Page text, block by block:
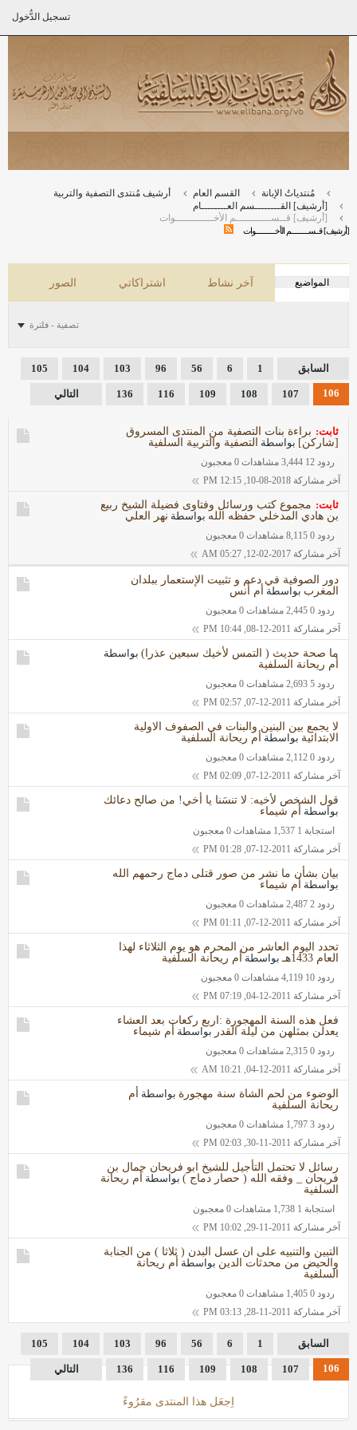
تسجيل الدُّخول
مُنتدياتُ الإبانة القسم العام
أرشيف مُنتدى التصفية والتربية
[أرشيف] القــــــــسم العــــــــام
[أرشيف] قــســـــــــــم الأخــــــــــــوات
[أرشيف] قــســـــــــــم الأخــــــــــــوات
المواضيع آخر نشاط اشتراكاتي الصور
تصفية - فلترة
السابق 1
6
56
96
103
104
105
106
107
108
109
116
136 التالي
ثابت: براءة بنات التصفية من المنتدى المسروق
[شاركن] بواسطة التصفية والتربية السلفية
ردود 12 3,444 مشاهدات
0 معجبون
آخر مشاركة 2018-08-10, 12:15 PM
ثابت: مجموع كتب ورسائل وفتاوى فضيلة الشيخ ربيع
بن هادي المدخلي حفظه الله بواسطة نهر العلي
ردود 0 8,115 مشاهدات
0 معجبون
آخر مشاركة 2017-02-12, 05:27 AM
دور الصوفية في دعم و تثبيت الإستعمار ببلدان
المغرب بواسطة أم أنس
ردود 0 2,445 مشاهدات
0 معجبون
آخر مشاركة 2011-12-08, 10:44 PM
ما صحة حديث ( التمس لأخيك سبعين عذرا) بواسطة
أم ريحانة السلفية
ردود 5 2,693 مشاهدات
0 معجبون
آخر مشاركة 2011-12-07, 02:57 PM
لا يجمع بين البنين والبنات في الصفوف الاولية
الابتدائية بواسطة أم ريحانة السلفية
ردود 0 2,112 مشاهدات
0 معجبون
آخر مشاركة 2011-12-07, 02:09 PM
قول الشخص لأخيه: لا تنسَنا يا أخي! من صالح دعائك
بواسطة أم شيماء
استجابة 1 1,537 مشاهدات
0 معجبون
آخر مشاركة 2011-12-07, 01:28 PM
بيان بشأن ما نشر من صور قتلى دماج رحمهم الله
بواسطة أم شيماء
ردود 2 2,487 مشاهدات
0 معجبون
آخر مشاركة 2011-12-07, 01:11 PM
تحدد اليوم العاشر من المحرم هو يوم الثلاثاء لهذا
العام 1433هـ
بواسطة أم ريحانة السلفية
ردود 10 4,119 مشاهدات
0 معجبون
آخر مشاركة 2011-12-04, 07:19 PM
فعل هذه السنة المهجورة :اربع ركعات بعد العشاء
يعدلن بمثلهن من ليلة القدر بواسطة أم شيماء
ردود 0 2,315 مشاهدات
0 معجبون
آخر مشاركة 2011-12-04, 10:21 AM
الوضوء من لحم الشاة سنة مهجورة بواسطة أم
ريحانة السلفية
ردود 3 1,797 مشاهدات
0 معجبون
آخر مشاركة 2011-11-30, 02:03 PM
رسائل لا تحتمل التأجيل للشيخ ابو فريحان جمال بن
فريحان _ وفقه الله ( حصار دماج ) بواسطة أم ريحانة
السلفية
استجابة 1 1,738 مشاهدات
0 معجبون
آخر مشاركة 2011-11-29, 10:02 PM
التبين والتنبيه على ان عسل البدن ( ثلاثا ) من الجنابة
والحيض من محدثات الدين بواسطة أم ريحانة
السلفية
ردود 0 1,405 مشاهدات
0 معجبون
آخر مشاركة 2011-11-28, 03:13 PM
السابق 1
6
56
96
103
104
105
106
107
108
109
116
136 التالي
اِجعَل هذا المنتدى مقرُوءً